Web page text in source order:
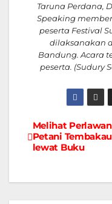
Taruna Perdana,
Speaking
peserta Festival
dilaksanakan
Bandung. Acara
peserta. (Sudury
Navigasi
pos
Melihat
Petani Tembakau
lewat Buku